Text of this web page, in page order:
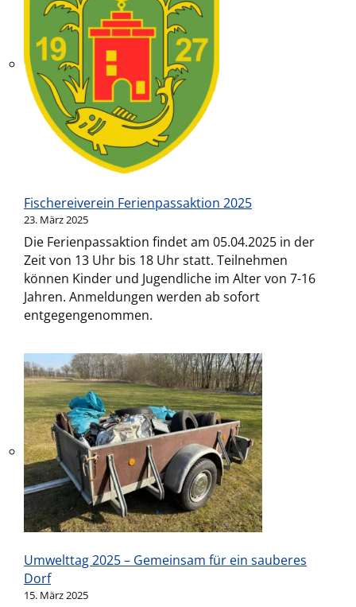
Fischereiverein Ferienpassaktion 2025
23. März 2025
Die Ferienpassaktion findet am 05.04.2025 in der
Zeit von 13 Uhr bis 18 Uhr statt. Teilnehmen
können Kinder und Jugendliche im Alter von 7-16
Jahren. Anmeldungen werden ab sofort
entgegengenommen.
Umwelttag 2025 – Gemeinsam für ein sauberes
Dorf
15. März 2025